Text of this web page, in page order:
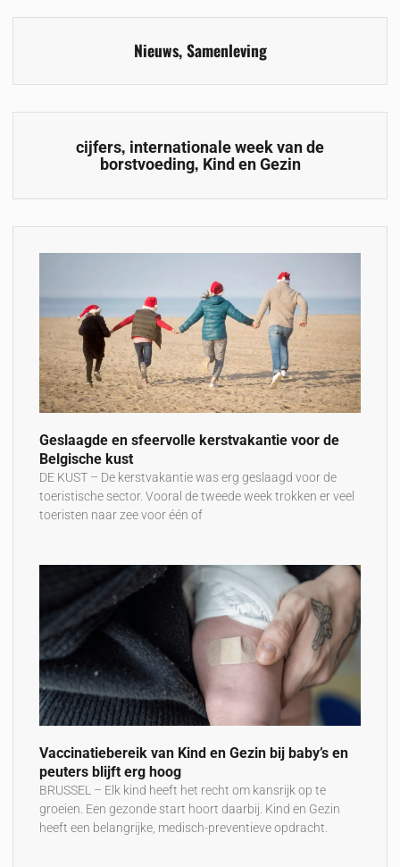
Nieuws,Samenleving
cijfers, internationale week van de
borstvoeding, Kind en Gezin
Geslaagde en sfeervolle kerstvakantie voor de
Belgische kust
DE KUST – De kerstvakantie was erg geslaagd voor de
toeristische sector. Vooral de tweede week trokken er veel
toeristen naar zee voor één of
Vaccinatiebereik van Kind en Gezin bij baby’s en
peuters blijft erg hoog
BRUSSEL – Elk kind heeft het recht om kansrijk op te
groeien. Een gezonde start hoort daarbij. ​​Kind en Gezin
heeft een belangrijke, medisch-preventieve opdracht.